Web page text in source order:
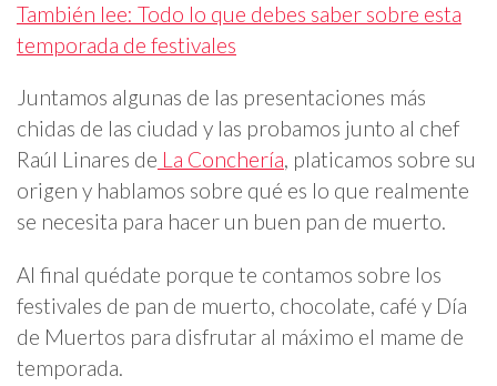
También lee: Todo lo que debes saber sobre esta
temporada de festivales
Juntamos algunas de las presentaciones más
chidas de las ciudad y las probamos junto al chef
Raúl Linares de La Conchería, platicamos sobre su
origen y hablamos sobre qué es lo que realmente
se necesita para hacer un buen pan de muerto.
Al final quédate porque te contamos sobre los
festivales de pan de muerto, chocolate, café y Día
de Muertos para disfrutar al máximo el mame de
temporada.